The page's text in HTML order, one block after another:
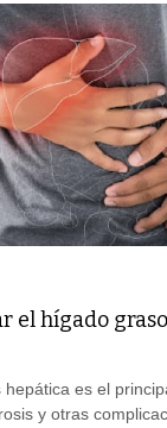
el hígado
hepática es el
y otras